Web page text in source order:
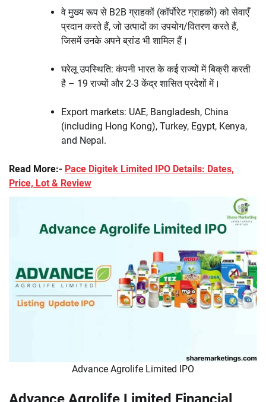
वे मुख्य रूप से B2B ग्राहकों (कॉर्पोरेट ग्राहकों) को सेवाएँ
प्रदान करते हैं, जो उत्पादों का उपयोग/वितरण करते हैं,
जिसमें उनके अपने ब्रांड भी शामिल हैं।
घरेलू उपस्थिति: कंपनी भारत के कई राज्यों में बिक्री करती
है – 19 राज्यों और 2-3 केंद्र शासित प्रदेशों में।
Export markets: UAE, Bangladesh, China
(including Hong Kong), Turkey, Egypt, Kenya,
and Nepal.
Read More:- Pace Digitek Limited IPO Details: Dates,
Price, Lot & Review
Advance Agrolife Limited IPO